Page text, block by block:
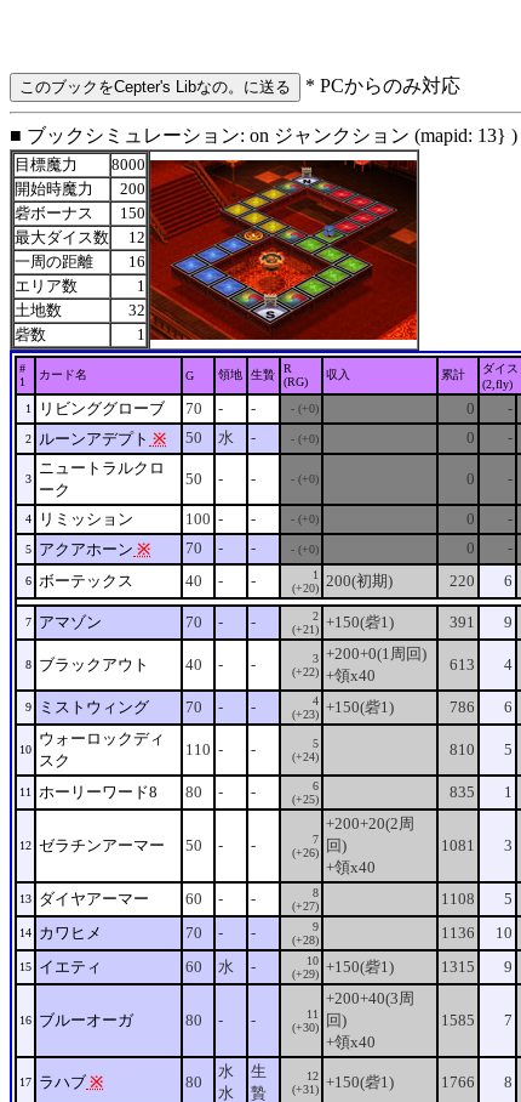
* PCからのみ対応
■ ブックシミュレーション: on ジャンクション (mapid: 13} )
目標魔力
8000
開始時魔力
200
砦ボーナス
150
最大ダイス数
12
一周の距離
16
エリア数
1
土地数
32
砦数
1
#
1
カード名 G 領地 生贄
R
(RG)
収入 累計
ダイス
(2,fly)
1
リビンググローブ 70 - - - (+0) 0 -
2 ルーンアデプト ※ 50 水 - - (+0) 0 -
3
ニュートラルクロ
ーク
50 - - - (+0) 0 -
4 リミッション 100 - - - (+0) 0 -
5 アクアホーン ※ 70 - - - (+0) 0 -
6 ボーテックス 40 - -
1
(+20) 200(初期) 220 6
7 アマゾン 70 - -
2
(+21) +150(砦1) 391 9
8 ブラックアウト 40 - -
3
(+22)
+200+0(1周回)
+領x40
613 4
9 ミストウィング 70 - -
4
(+23) +150(砦1) 786 6
10
ウォーロックディ
スク
110 - -
5
(+24)
810 5
11 ホーリーワード8 80 - -
6
(+25)
835 1
12 ゼラチンアーマー 50 - -
7
(+26)
+200+20(2周
回)
+領x40
1081 3
13 ダイヤアーマー 60 - -
8
(+27)
1108 5
14 カワヒメ 70 - -
9
(+28)
1136 10
15 イエティ 60 水 -
10
(+29) +150(砦1) 1315 9
16 ブルーオーガ 80 - -
11
(+30)
+200+40(3周
回)
+領x40
1585 7
17 ラハブ ※ 80
水
水
生
贄
12
(+31) +150(砦1) 1766 8